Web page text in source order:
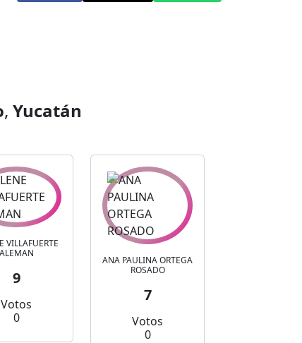
, Yucatán
VILLAFUERTE
ALEMAN
9
Votos
0
ANA PAULINA ORTEGA
ROSADO
7
Votos
0